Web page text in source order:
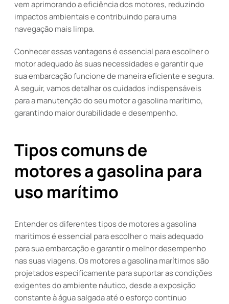
vem aprimorando a eficiência dos motores, reduzindo
impactos ambientais e contribuindo para uma
navegação mais limpa.
Conhecer essas vantagens é essencial para escolher o
motor adequado às suas necessidades e garantir que
sua embarcação funcione de maneira eficiente e segura.
A seguir, vamos detalhar os cuidados indispensáveis
para a manutenção do seu motor a gasolina marítimo,
garantindo maior durabilidade e desempenho.
Tipos comuns de
motores a gasolina para
uso marítimo
Entender os diferentes tipos de motores a gasolina
marítimos é essencial para escolher o mais adequado
para sua embarcação e garantir o melhor desempenho
nas suas viagens. Os motores a gasolina marítimos são
projetados especificamente para suportar as condições
exigentes do ambiente náutico, desde a exposição
constante à água salgada até o esforço contínuo